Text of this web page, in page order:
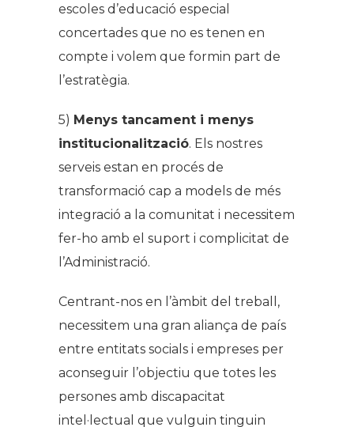
escoles d’educació especial
concertades que no es tenen en
compte i volem que formin part de
l’estratègia.
5) Menys tancament i menys
institucionalització. Els nostres
serveis estan en procés de
transformació cap a models de més
integració a la comunitat i necessitem
fer-ho amb el suport i complicitat de
l’Administració.
Centrant-nos en l’àmbit del treball,
necessitem una gran aliança de país
entre entitats socials i empreses per
aconseguir l’objectiu que totes les
persones amb discapacitat
intel·lectual que vulguin tinguin